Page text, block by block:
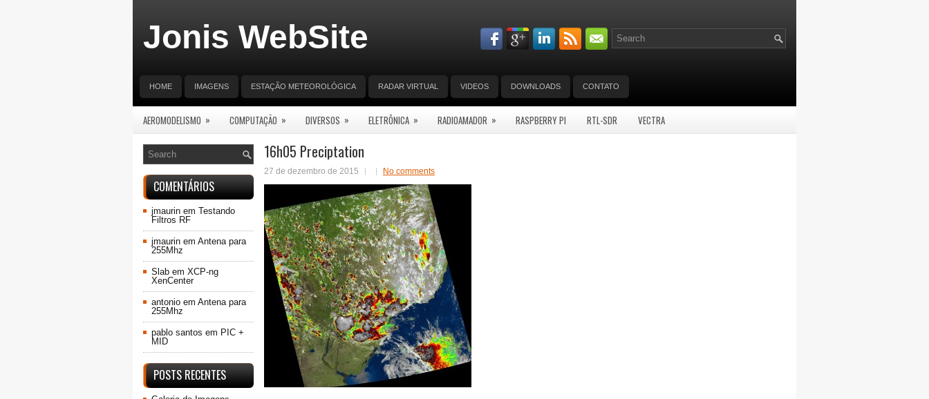
Jonis WebSite
HOME IMAGENS ESTAÇÃO METEOROLÓGICA RADAR VIRTUAL VIDEOS DOWNLOADS CONTATO
AEROMODELISMO » COMPUTAÇÃO » DIVERSOS » ELETRÔNICA » RADIOAMADOR » RASPBERRY PI RTL-SDR VECTRA
16h05 Preciptation
27 de dezembro de 2015 No comments
COMENTÁRIOS
jmaurin em Testando
Filtros RF
jmaurin em Antena para
255Mhz
Slab em XCP-ng
XenCenter
antonio em Antena para
255Mhz
pablo santos em PIC +
MID
POSTS RECENTES